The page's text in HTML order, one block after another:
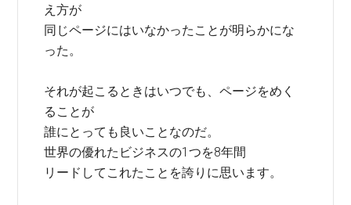
え方が
同じページにはいなかったことが明らかにな
った。
それが起こるときはいつでも、ページをめく
ることが
誰にとっても良いことなのだ。
世界の優れたビジネスの1つを8年間
リードしてこれたことを誇りに思います。